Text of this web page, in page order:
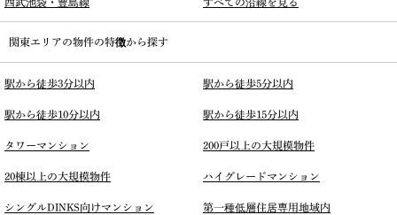
関東エリアの物件の特徴から探す
駅から徒歩3分以内 駅から徒歩5分以内
駅から徒歩10分以内 駅から徒歩15分以内
タワーマンション 200戸以上の大規模物件
20棟以上の大規模物件 ハイグレードマンション
シングルDINKS向けマンション 第一種低層住居専用地域内